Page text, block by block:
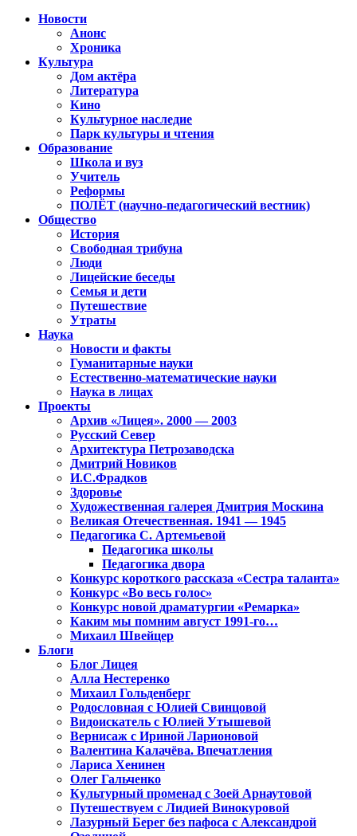
Новости
Анонс
Хроника
Культура
Дом актёра
Литература
Кино
Культурное наследие
Парк культуры и чтения
Образование
Школа и вуз
Учитель
Реформы
ПОЛЁТ (научно-педагогический вестник)
Общество
История
Свободная трибуна
Люди
Лицейские беседы
Семья и дети
Путешествие
Утраты
Наука
Новости и факты
Гуманитарные науки
Естественно-математические науки
Наука в лицах
Проекты
Архив «Лицея». 2000 — 2003
Русский Север
Архитектура Петрозаводска
Дмитрий Новиков
И.С.Фрадков
Здоровье
Художественная галерея Дмитрия Москина
Великая Отечественная. 1941 — 1945
Педагогика С. Артемьевой
Педагогика школы
Педагогика двора
Конкурс короткого рассказа «Сестра таланта»
Конкурс «Во весь голос»
Конкурс новой драматургии «Ремарка»
Каким мы помним август 1991-го…
Михаил Швейцер
Блоги
Блог Лицея
Алла Нестеренко
Михаил Гольденберг
Родословная с Юлией Свинцовой
Видоискатель с Юлией Утышевой
Вернисаж с Ириной Ларионовой
Валентина Калачёва. Впечатления
Лариса Хенинен
Олег Гальченко
Культурный променад с Зоей Арнаутовой
Путешествуем с Лидией Винокуровой
Лазурный Берег без пафоса с Александрой